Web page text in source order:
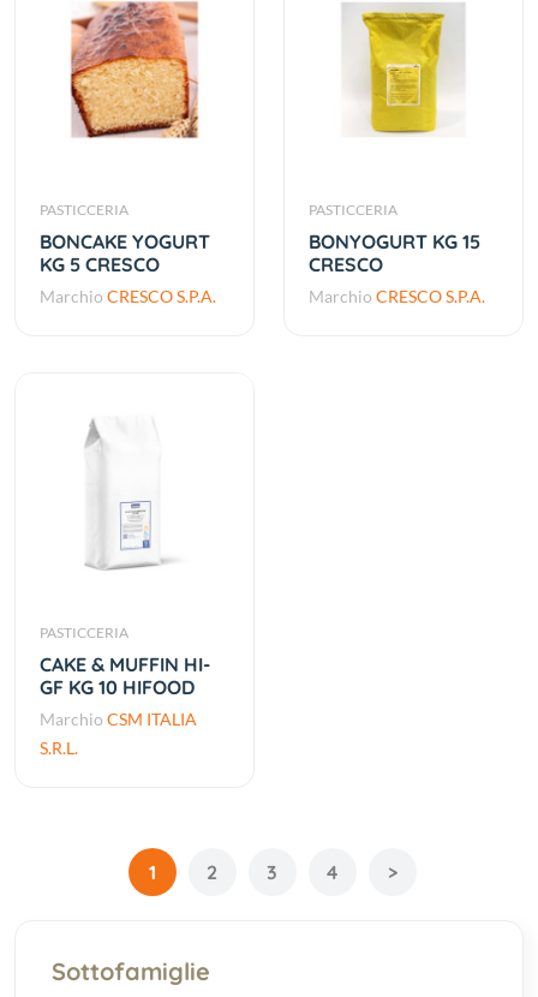
PASTICCERIA
BONCAKE YOGURT
KG 5 CRESCO
Marchio CRESCO S.P.A.
PASTICCERIA
BONYOGURT KG 15
CRESCO
Marchio CRESCO S.P.A.
PASTICCERIA
CAKE & MUFFIN HI-
GF KG 10 HIFOOD
Marchio CSM ITALIA
S.R.L.
1 2 3 4 >
Sottofamiglie